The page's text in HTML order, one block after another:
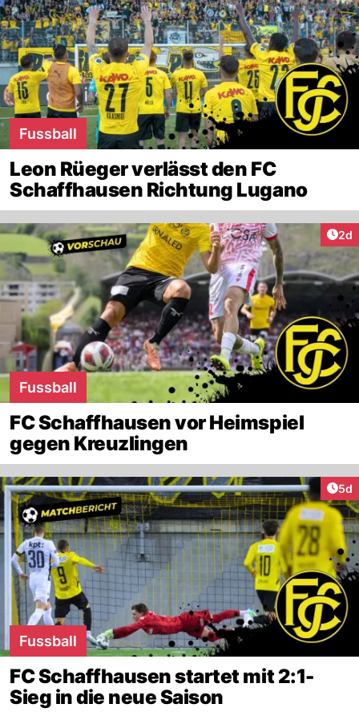
Fussball
Leon Rüeger verlässt den FC
Schaffhausen Richtung Lugano
2d
Fussball
FC Schaffhausen vor Heimspiel
gegen Kreuzlingen
5d
Fussball
FC Schaffhausen startet mit 2:1-
Sieg in die neue Saison